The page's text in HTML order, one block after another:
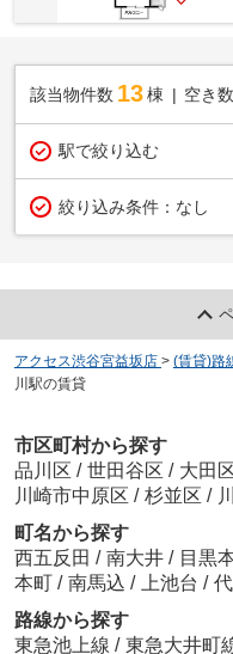
該当物件数 13棟 空き数
駅で絞り込む
絞り込み条件： なし
アクセス渋谷宮益坂店 > (賃貸)路
川駅の賃貸
市区町村から探す
品川区 / 世田谷区 / 大田
川崎市中原区 / 杉並区 /
町名から探す
西五反田 / 南大井 / 目黒
本町 / 南馬込 / 上池台 /
路線から探す
東急池上線 / 東急大井町